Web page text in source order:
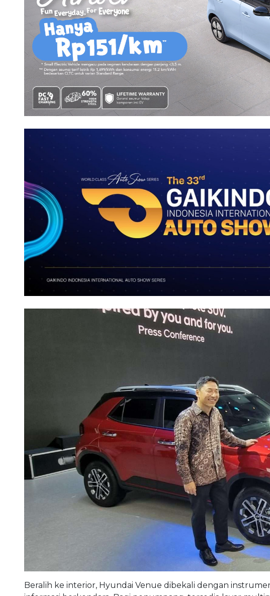
Beralih ke interior, Hyundai Venue dibekali dengan